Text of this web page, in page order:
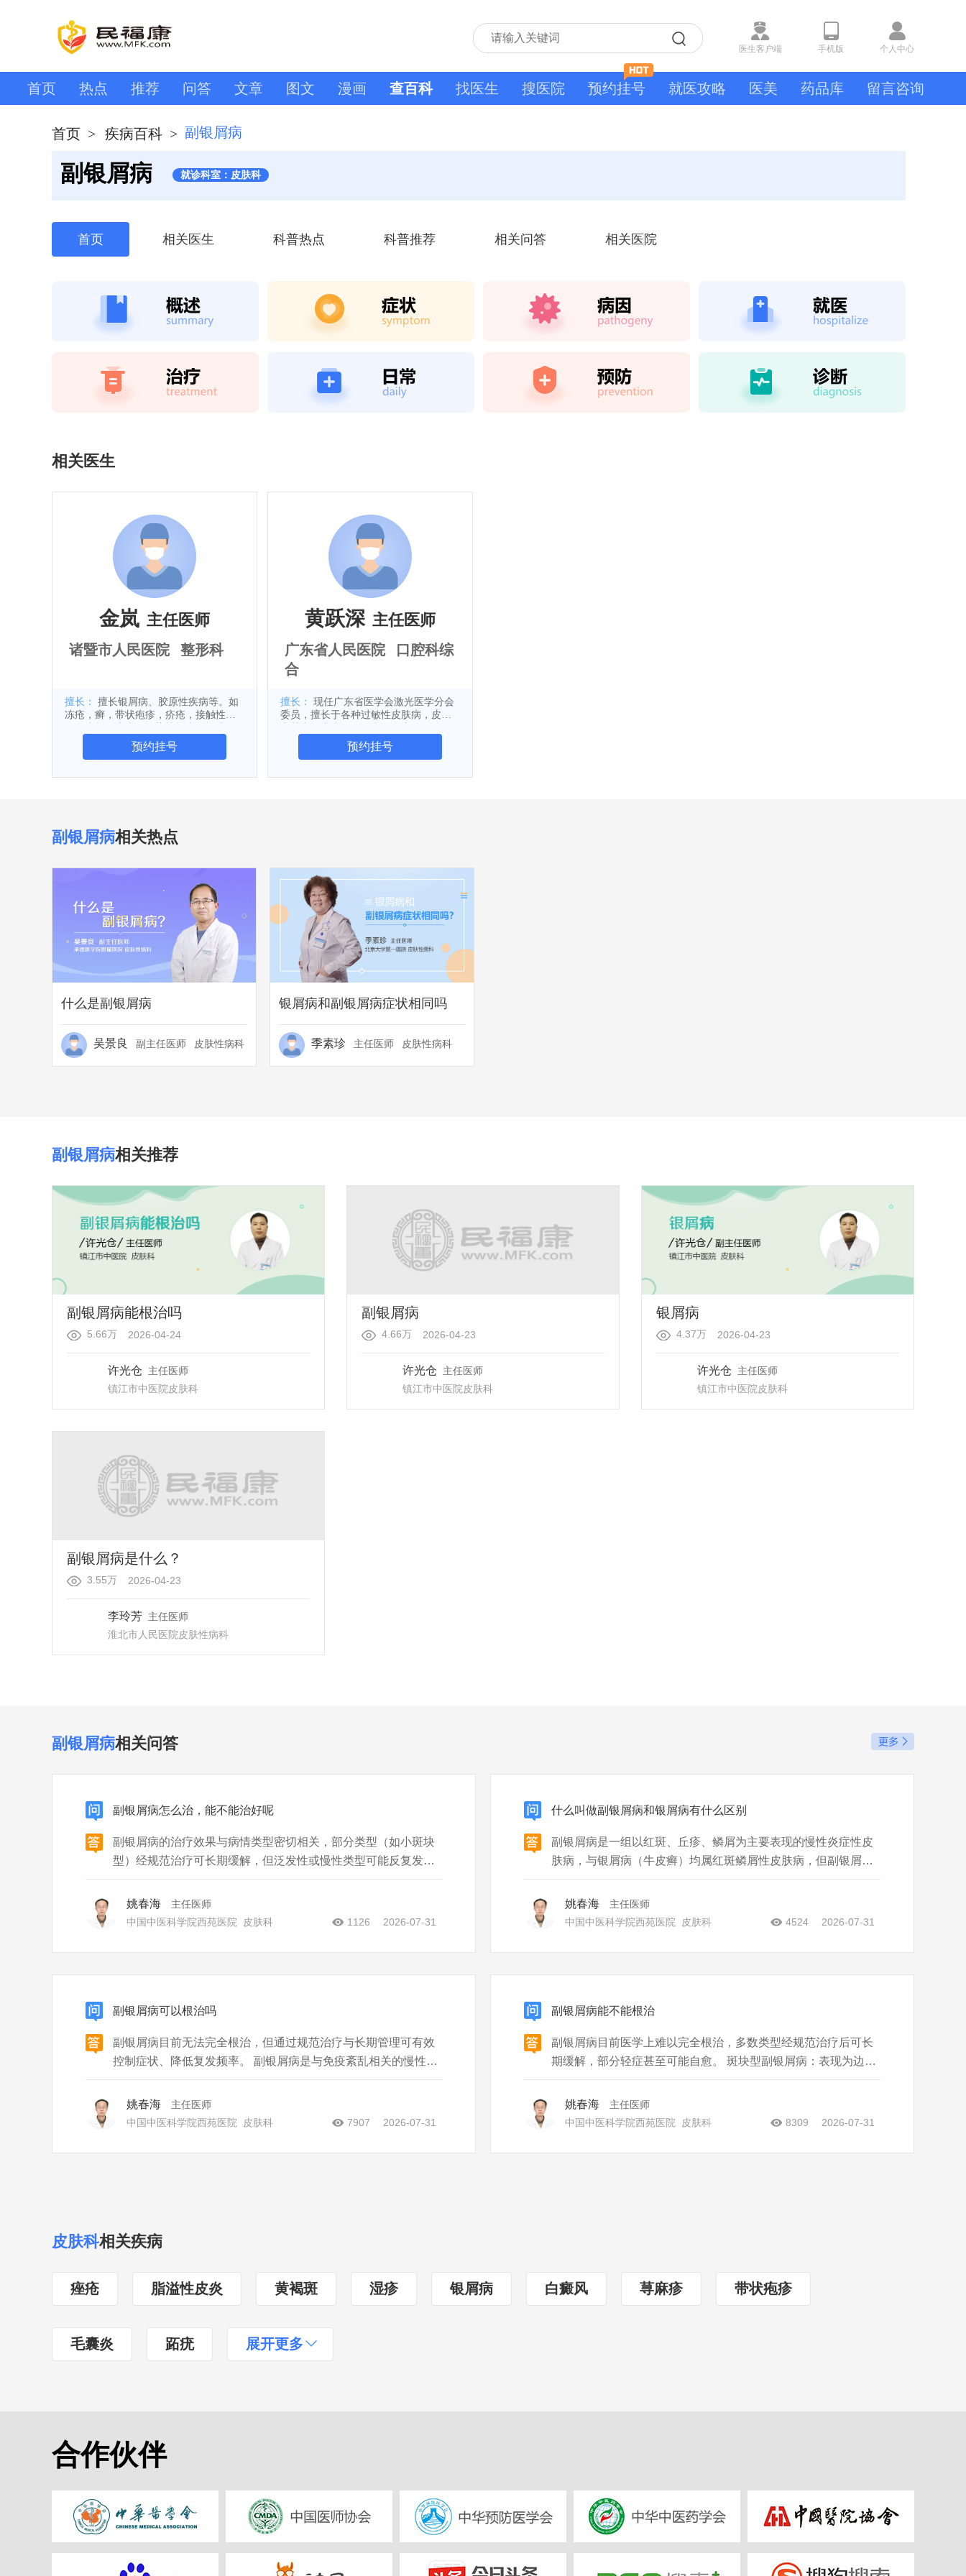
医生客户端 手机版 个人中心
首页 热点 推荐 问答 文章 图文 漫画 查百科 找医生 搜医院 预约挂号 就医攻略 医美 药品库 留言咨询
首页 > 疾病百科 > 副银屑病
副银屑病 就诊科室：皮肤科
首页 相关医生 科普热点 科普推荐 相关问答 相关医院
相关医生
金岚 主任医师
诸暨市人民医院整形科
擅长：
冻疮，癣，带状疱疹，疥疮，接触性皮
鼻，湿疹，神经性皮炎，毛囊炎，药物
过敏，日光性皮炎，银屑病，荨麻疹和
预约挂号
黄跃深 主任医师
广东省人民医院口腔科综
合
擅长：
委员，擅长于各种过敏性皮肤病，皮肤
生殖系统支衣原体感染，病毒性疱疹，
尖锐湿疣等治疗，对激光美容治疗，肉
经验。
预约挂号
副银屑病相关热点
什么是副银屑病
吴景良 副主任医师 皮肤性病科
银屑病和副银屑病症状相同吗
季素珍 主任医师 皮肤性病科
副银屑病相关推荐
副银屑病能根治吗
5.66万 2026-04-24
许光仓
主任医师
镇江市中医院皮肤科
副银屑病
4.66万 2026-04-23
许光仓
主任医师
镇江市中医院皮肤科
银屑病
4.37万 2026-04-23
许光仓
主任医师
镇江市中医院皮肤科
副银屑病是什么？
3.55万 2026-04-23
李玲芳 主任医师
淮北市人民医院皮肤性病科
副银屑病相关问答
副银屑病怎么治，能不能治好呢
副银屑病的治疗效果与病情类型密切相关，部分类型（如小斑块
型）经规范治疗可长期缓解，但泛发性或慢性类型可能反复发
作。治疗需结合类型、严重程度及患者个体情况制定方案，以下
为常见治疗方向： 一、点滴型副银屑病：首选外用糖皮质激素或
钙调磷酸酶抑制剂（如他克莫司软膏），
姚春海
主任医师
1126
2026-07-31
中国中医科学院西苑医院 皮肤科
什么叫做副银屑病和银屑病有什么区别
副银屑病是一组以红斑、丘疹、鳞屑为主要表现的慢性炎症性皮
肤病，与银屑病（牛皮癣）均属红斑鳞屑性皮肤病，但副银屑病
症状更轻、病程更长，且多数与免疫异常相关。 副银屑病分为四
型：①点滴型副银屑病，表现为淡红色斑疹，好发于躯干四肢，
病程数月至数年；②斑块型副银屑病，
姚春海
主任医师
4524
2026-07-31
中国中医科学院西苑医院 皮肤科
副银屑病可以根治吗
副银屑病目前无法完全根治，但通过规范治疗与长期管理可有效
控制症状、降低复发频率。 副银屑病是与免疫紊乱相关的慢性炎
症性皮肤病，病因涉及遗传、感染、环境等多因素，目前缺乏针
对病因的根治手段，临床以缓解症状为核心目标。 现有治疗包括
外用药物（糖皮质激素、维生素D3
姚春海
主任医师
7907
2026-07-31
中国中医科学院西苑医院 皮肤科
副银屑病能不能根治
副银屑病目前医学上难以完全根治，多数类型经规范治疗后可长
期缓解，部分轻症甚至可能自愈。 斑块型副银屑病：表现为边界
清晰的淡红色斑块，病程慢性，治疗以光疗（如窄谱UVB）和外
用糖皮质激素为主，多数患者经12年规范治疗后症状可显著改
善，但易复发。 点滴型副银
姚春海
主任医师
8309
2026-07-31
中国中医科学院西苑医院 皮肤科
皮肤科相关疾病
痤疮 脂溢性皮炎 黄褐斑 湿疹 银屑病 白癜风 荨麻疹 带状疱疹
毛囊炎 跖疣 展开更多
合作伙伴